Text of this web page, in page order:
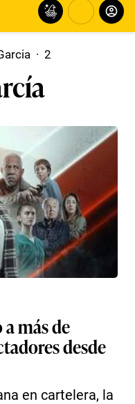
· 2
más de
desde
en cartelera, la